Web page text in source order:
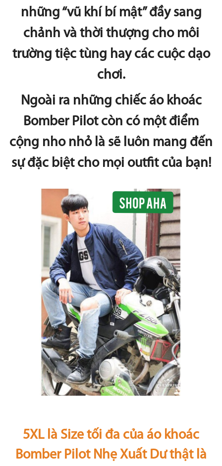
những “vũ khí bí mật” đầy sang
chảnh và thời thượng cho môi
trường tiệc tùng hay các cuộc dạo
chơi.
Ngoài ra những chiếc áo khoác
Bomber Pilot còn có một điểm
cộng nho nhỏ là sẽ luôn mang đến
sự đặc biệt cho mọi outfit của bạn!
5XL là Size tối đa của áo khoác
Bomber Pilot Nhẹ Xuất Dư thật là